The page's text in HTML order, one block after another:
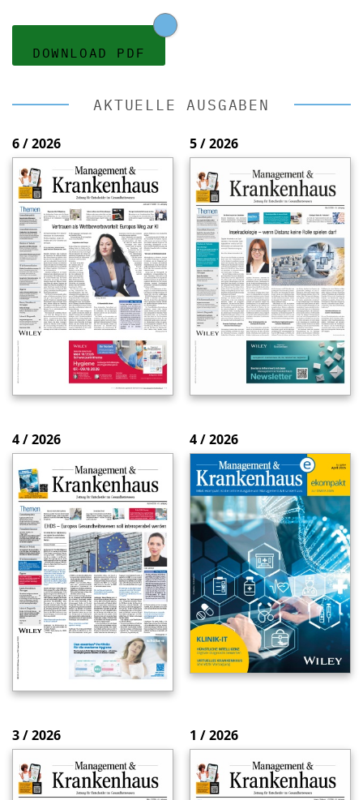
DOWNLOAD PDF
AKTUELLE AUSGABEN
6 / 2026 5 / 2026
4 / 2026 4 / 2026
3 / 2026 1 / 2026